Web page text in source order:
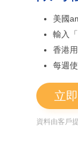
美國
輸入
香港
每週
立
資料由客戶